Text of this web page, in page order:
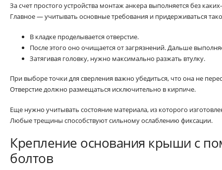
За счет простого устройства монтаж анкера выполняется без
Главное — учитывать основные требования и придерживаться
В кладке проделывается отверстие.
После этого оно очищается от загрязнений. Дальше
Затягивая головку, нужно максимально разжать втулку.
При выборе точки для сверления важно убедиться, что она не
Отверстие должно размещаться исключительно в кирпиче.
Еще нужно учитывать состояние материала, из которого
Любые трещины способствуют сильному ослаблению фиксации.
Крепление основания крыши с
болтов